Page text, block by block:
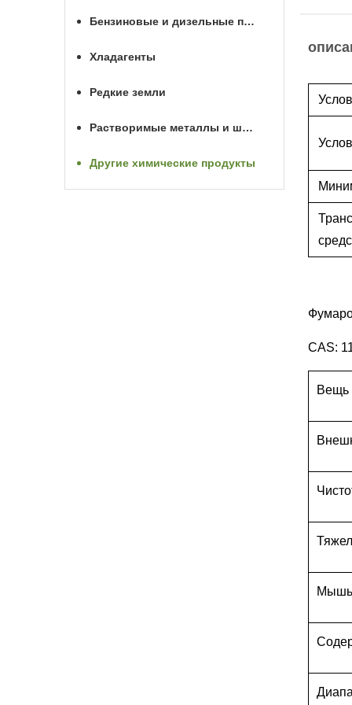
Бензиновые и дизельные присадки
Хладагенты
Редкие земли
Растворимые металлы и шары для МГРП
Другие химические продукты
CAS:
Вещь